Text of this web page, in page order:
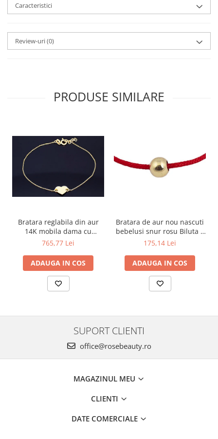
Caracteristici
Review-uri(0)
PRODUSE SIMILARE
Bratara reglabila din aur
14K mobila dama cu
Inimioara gravabila
765,77 Lei
ADAUGA IN COS
Bratara de aur nou nascuti
bebelusi snur rosu Biluta 4
mm
175,14 Lei
ADAUGA IN COS
SUPORT CLIENTI
office@rosebeauty.ro
MAGAZINUL MEU
CLIENTI
DATE COMERCIALE